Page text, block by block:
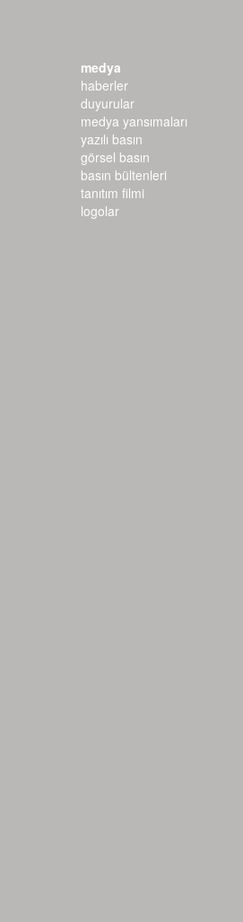
medya
haberler
duyurular
medya yansımaları
yazılı basın
görsel basın
basın bültenleri
tanıtım filmi
logolar